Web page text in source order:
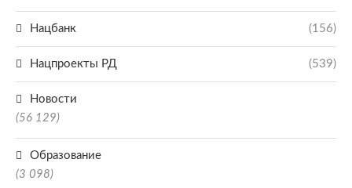
Нацбанк (156)
Нацпроекты РД (539)
Новости
(56 129)
Образование
(3 098)